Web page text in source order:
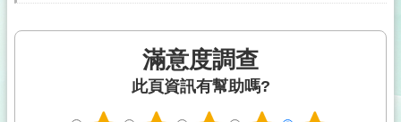
滿意度調查
此頁資訊有幫助嗎?